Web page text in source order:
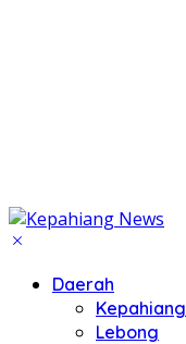
Daerah
Kepahiang
Lebong